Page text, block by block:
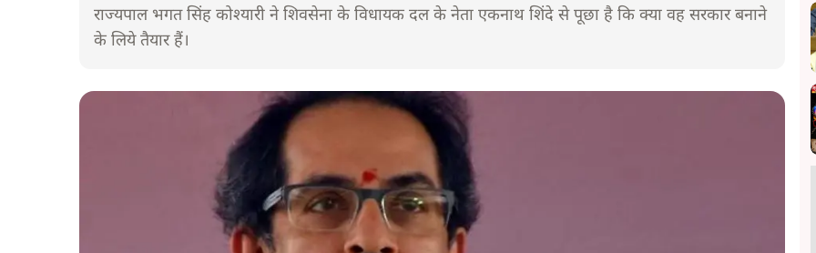
राज्यपाल भगत सिंह कोश्यारी ने शिवसेना के विधायक दल के नेता एकनाथ शिंदे से पूछा है कि क्या वह सरकार बनाने
के लिये तैयार हैं।